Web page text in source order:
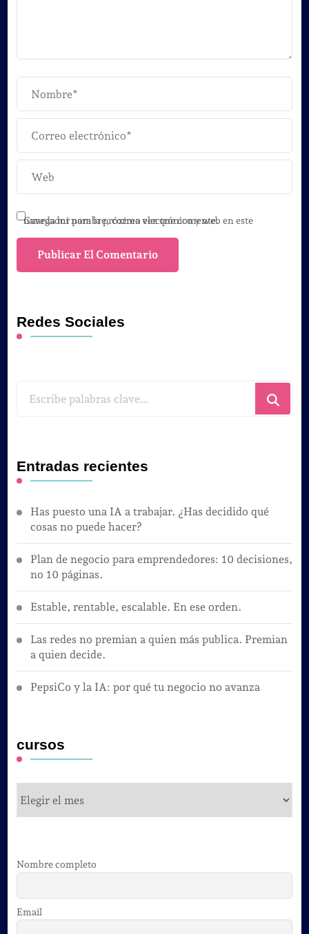
Guarda mi nombre, correo electrónico y web en este navegador para la próxima vez que comente.
Redes Sociales
Entradas recientes
Has puesto una IA a trabajar. ¿Has decidido qué
cosas no puede hacer?
Plan de negocio para emprendedores: 10 decisiones,
no 10 páginas.
Estable, rentable, escalable. En ese orden.
Las redes no premian a quien más publica. Premian
a quien decide.
PepsiCo y la IA: por qué tu negocio no avanza
cursos
Nombre completo
Email